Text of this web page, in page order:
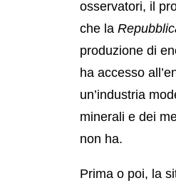
osservatori, il
che la
produzione di
ha accesso
un’industria
minerali e dei
non ha.
Prima o poi, la